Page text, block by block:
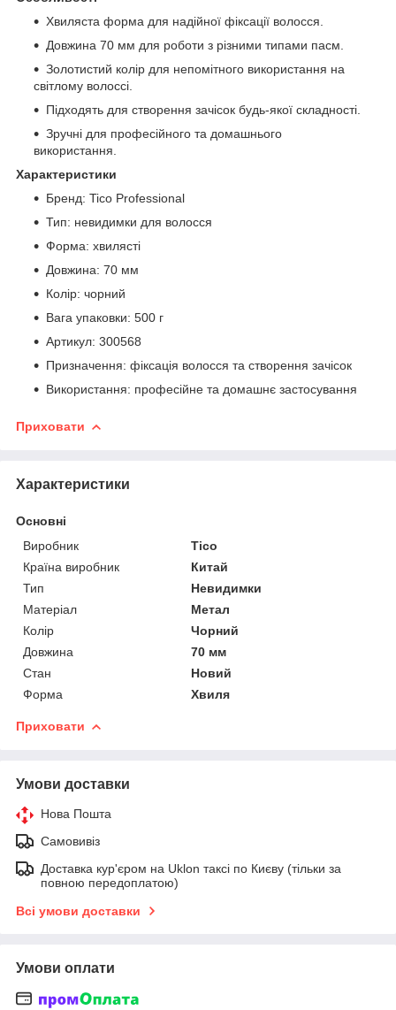
Хвиляста форма для надійної фіксації волосся.
Довжина 70 мм для роботи з різними типами пасм.
Золотистий колір для непомітного використання на
світлому волоссі.
Підходять для створення зачісок будь-якої складності.
Зручні для професійного та домашнього
використання.
Характеристики
Бренд: Tico Professional
Тип: невидимки для волосся
Форма: хвилясті
Довжина: 70 мм
Колір: чорний
Вага упаковки: 500 г
Артикул: 300568
Призначення: фіксація волосся та створення зачісок
Використання: професійне та домашнє застосування
Приховати
Характеристики
Основні
Виробник
Tico
Країна виробник
Китай
Тип
Невидимки
Матеріал
Метал
Колір
Чорний
Довжина
70 мм
Стан
Новий
Форма
Хвиля
Приховати
Умови доставки
Нова Пошта
Самовивіз
Доставка кур'єром на Uklon таксі по Києву (тільки за
повною передоплатою)
Всі умови доставки
Умови оплати